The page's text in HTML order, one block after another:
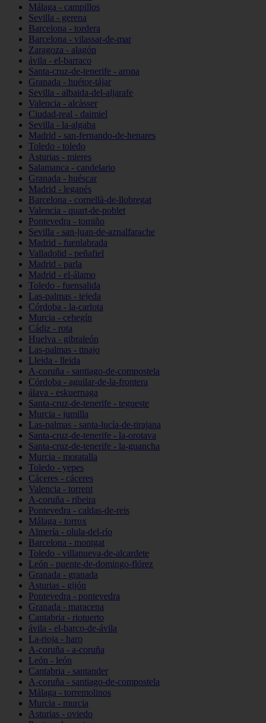
Málaga - campillos
Sevilla - gerena
Barcelona - tordera
Barcelona - vilassar-de-mar
Zaragoza - alagón
ávila - el-barraco
Santa-cruz-de-tenerife - arona
Granada - huétor-tájar
Sevilla - albaida-del-aljarafe
Valencia - alcàsser
Ciudad-real - daimiel
Sevilla - la-algaba
Madrid - san-fernando-de-henares
Toledo - toledo
Asturias - mieres
Salamanca - candelario
Granada - huéscar
Madrid - leganés
Barcelona - cornellà-de-llobregat
Valencia - quart-de-poblet
Pontevedra - tomiño
Sevilla - san-juan-de-aznalfarache
Madrid - fuenlabrada
Valladolid - peñafiel
Madrid - parla
Madrid - el-álamo
Toledo - fuensalida
Las-palmas - tejeda
Córdoba - la-carlota
Murcia - cehegín
Cádiz - rota
Huelva - gibraleón
Las-palmas - tinajo
Lleida - lleida
A-coruña - santiago-de-compostela
Córdoba - aguilar-de-la-frontera
álava - eskuernaga
Santa-cruz-de-tenerife - tegueste
Murcia - jumilla
Las-palmas - santa-lucía-de-tirajana
Santa-cruz-de-tenerife - la-orotava
Santa-cruz-de-tenerife - la-guancha
Murcia - moratalla
Toledo - yepes
Cáceres - cáceres
Valencia - torrent
A-coruña - ribeira
Pontevedra - caldas-de-reis
Málaga - torrox
Almería - olula-del-río
Barcelona - montgat
Toledo - villanueva-de-alcardete
León - puente-de-domingo-flórez
Granada - granada
Asturias - gijón
Pontevedra - pontevedra
Granada - maracena
Cantabria - riotuerto
ávila - el-barco-de-ávila
La-rioja - haro
A-coruña - a-coruña
León - león
Cantabria - santander
A-coruña - santiago-de-compostela
Málaga - torremolinos
Murcia - murcia
Asturias - oviedo